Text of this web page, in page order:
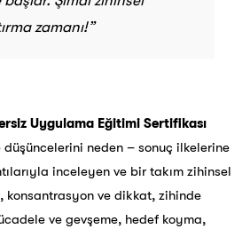
zamanı!”
Uygulama Eğitimi Sertifikası
düşüncelerini neden – sonuç ilkelerine
inceleyen ve bir takım zihinsel
konsantrasyon ve dikkat, zihinde
ve gevşeme, hedef koyma,